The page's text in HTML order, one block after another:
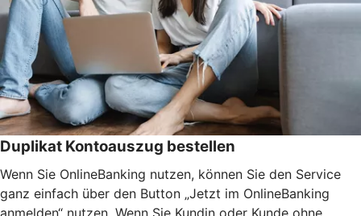
Duplikat Kontoauszug bestellen
Wenn Sie OnlineBanking nutzen, können Sie den Service
ganz einfach über den Button „Jetzt im OnlineBanking
anmelden“ nutzen. Wenn Sie Kundin oder Kunde ohne